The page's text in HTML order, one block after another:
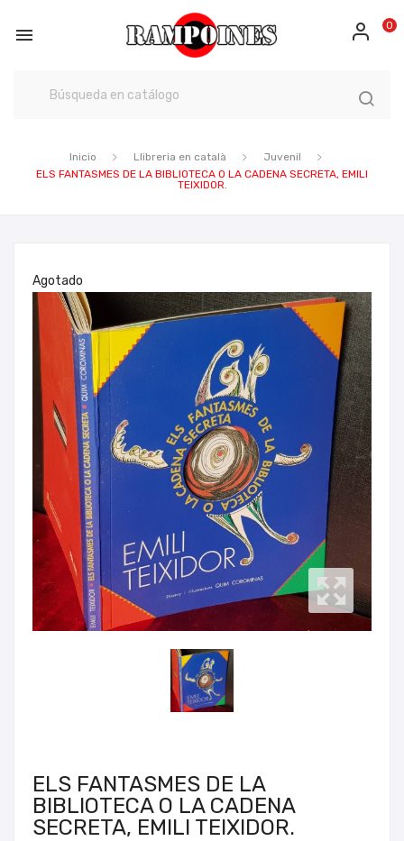
 0
Inicio Llibreria en català
Juvenil
ELS FANTASMES DE LA BIBLIOTECA O LA CADENA SECRETA, EMILI
TEIXIDOR.
Agotado
ELS FANTASMES DE LA
BIBLIOTECA O LA CADENA
SECRETA, EMILI TEIXIDOR.